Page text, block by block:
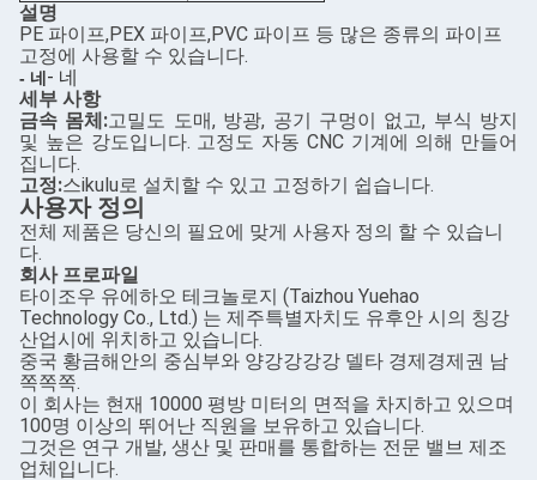
설명
PE 파이프,PEX 파이프,PVC 파이프 등 많은 종류의 파이프
고정에 사용할 수 있습니다.
- 네 - 네
세부 사항
금속 몸체:고밀도 도매, 방광, 공기 구멍이 없고, 부식 방지
및 높은 강도입니다. 고정도 자동 CNC 기계에 의해 만들어
집니다.
고정:스ikulu로 설치할 수 있고 고정하기 쉽습니다.
사용자 정의
전체 제품은 당신의 필요에 맞게 사용자 정의 할 수 있습니
다.
회사 프로파일
타이조우 유에하오 테크놀로지 (Taizhou Yuehao
Technology Co., Ltd.) 는 제주특별자치도 유후안 시의 칭강
산업시에 위치하고 있습니다.
중국 황금해안의 중심부와 양강강강강 델타 경제경제권 남
쪽쪽쪽.
이 회사는 현재 10000 평방 미터의 면적을 차지하고 있으며
100명 이상의 뛰어난 직원을 보유하고 있습니다.
그것은 연구 개발, 생산 및 판매를 통합하는 전문 밸브 제조
업체입니다.